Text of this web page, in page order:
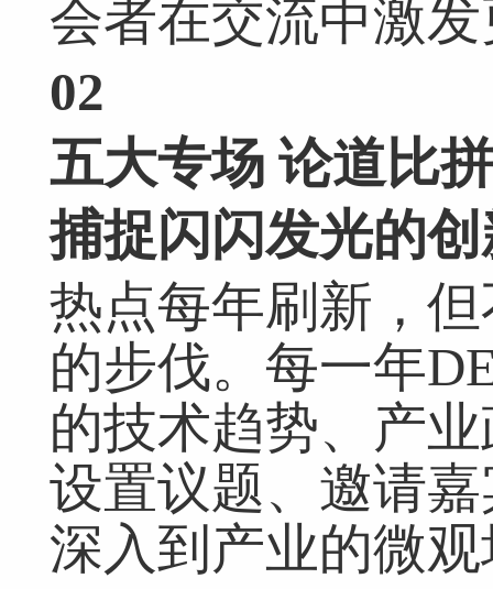
会者在交流中激
02
五大专场 论道比拼
捕捉闪闪发光的
热点每年刷新，
的步伐。每一年
的技术趋势、产
设置议题、邀请
深入到产业的微